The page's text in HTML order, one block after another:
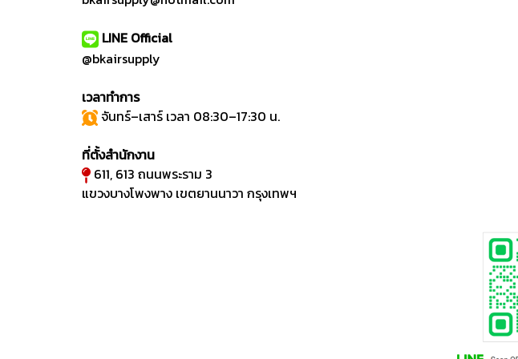
LINE Official
@bkairsupply
เวลาทำการ
จันทร์–เสาร์ เวลา 08:30–17:30 น.
ที่ตั้งสำนักงาน
611, 613 ถนนพระราม 3
แขวงบางโพงพาง เขตยานนาวา กรุงเทพฯ